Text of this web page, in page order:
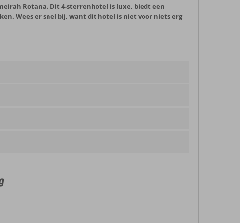
Rotana. Dit 4-sterrenhotel is luxe, biedt een
Wees er snel bij, want dit hotel is niet voor niets erg